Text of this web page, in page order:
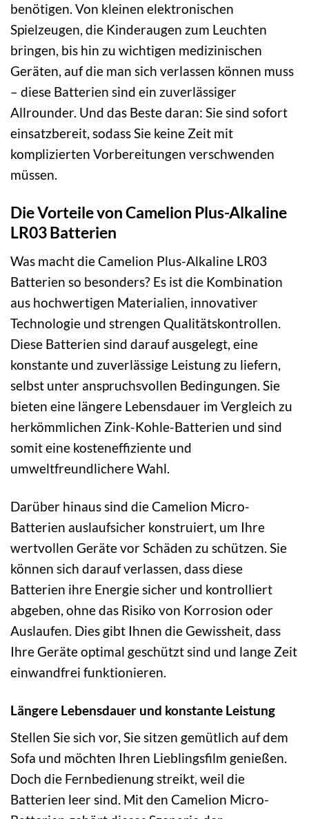
benötigen. Von kleinen elektronischen
Spielzeugen, die Kinderaugen zum Leuchten
bringen, bis hin zu wichtigen medizinischen
Geräten, auf die man sich verlassen können muss
– diese Batterien sind ein zuverlässiger
Allrounder. Und das Beste daran: Sie sind sofort
einsatzbereit, sodass Sie keine Zeit mit
komplizierten Vorbereitungen verschwenden
müssen.
Die Vorteile von Camelion Plus-Alkaline
LR03 Batterien
Was macht die Camelion Plus-Alkaline LR03
Batterien so besonders? Es ist die Kombination
aus hochwertigen Materialien, innovativer
Technologie und strengen Qualitätskontrollen.
Diese Batterien sind darauf ausgelegt, eine
konstante und zuverlässige Leistung zu liefern,
selbst unter anspruchsvollen Bedingungen. Sie
bieten eine längere Lebensdauer im Vergleich zu
herkömmlichen Zink-Kohle-Batterien und sind
somit eine kosteneffiziente und
umweltfreundlichere Wahl.
Darüber hinaus sind die Camelion Micro-
Batterien auslaufsicher konstruiert, um Ihre
wertvollen Geräte vor Schäden zu schützen. Sie
können sich darauf verlassen, dass diese
Batterien ihre Energie sicher und kontrolliert
abgeben, ohne das Risiko von Korrosion oder
Auslaufen. Dies gibt Ihnen die Gewissheit, dass
Ihre Geräte optimal geschützt sind und lange Zeit
einwandfrei funktionieren.
Längere Lebensdauer und konstante Leistung
Stellen Sie sich vor, Sie sitzen gemütlich auf dem
Sofa und möchten Ihren Lieblingsfilm genießen.
Doch die Fernbedienung streikt, weil die
Batterien leer sind. Mit den Camelion Micro-